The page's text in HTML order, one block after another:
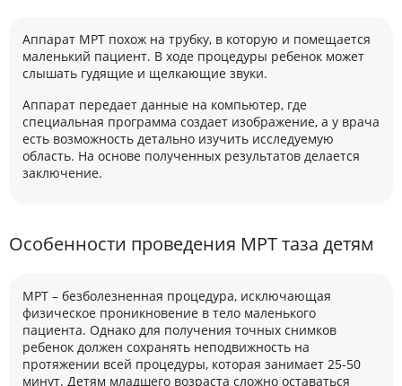
Аппарат МРТ похож на трубку, в которую и помещается
маленький пациент. В ходе процедуры ребенок может
слышать гудящие и щелкающие звуки.
Аппарат передает данные на компьютер, где
специальная программа создает изображение, а у врача
есть возможность детально изучить исследуемую
область. На основе полученных результатов делается
заключение.
Особенности проведения МРТ таза детям
МРТ – безболезненная процедура, исключающая
физическое проникновение в тело маленького
пациента. Однако для получения точных снимков
ребенок должен сохранять неподвижность на
протяжении всей процедуры, которая занимает 25-50
минут. Детям младшего возраста сложно оставаться